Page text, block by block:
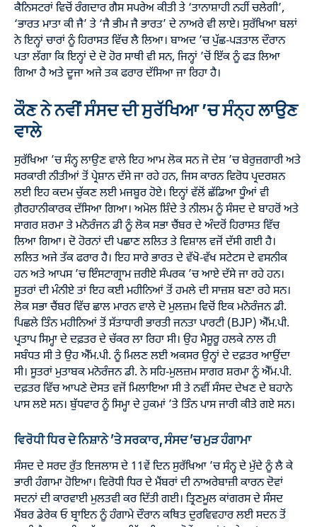
ਕੈਨਿਸਟਰਾਂ ਵਿਚੋਂ ਰੰਗਦਾਰ ਗੈਸ ਸਪਰੇਅ ਕੀਤੀ ਤੇ ‘ਤਾਨਾਸ਼ਾਹੀ ਨਹੀਂ ਚਲੇਗੀ’,
‘ਭਾਰਤ ਮਾਤਾ ਕੀ ਜੈ’ ਤੇ ‘ਜੈ ਭੀਮ ਜੈ ਭਾਰਤ’ ਦੇ ਨਾਅਰੇ ਵੀ ਲਾਏ। ਸੁਰੱਖਿਆ ਬਲਾਂ
ਨੇ ਇਨ੍ਹਾਂ ਚਾਰਾਂ ਨੂੰ ਹਿਰਾਸਤ ਵਿੱਚ ਲੈ ਲਿਆ। ਬਾਅਦ ’ਚ ਪੁੱਛ-ਪੜਤਾਲ ਦੌਰਾਨ
ਪਤਾ ਲੱਗਾ ਕਿ ਇਨ੍ਹਾਂ ਦੇ ਦੋ ਹੋਰ ਸਾਥੀ ਵੀ ਸਨ, ਜਿਨ੍ਹਾਂ ’ਚੋਂ ਇੱਕ ਨੂੰ ਫੜ ਲਿਆ
ਗਿਆ ਹੈ ਅਤੇ ਦੂਜਾ ਅਜੇ ਤਕ ਫਰਾਰ ਦੱਸਿਆ ਜਾ ਰਿਹਾ ਹੈ।
ਕੌਣ ਨੇ ਨਵੀਂ ਸੰਸਦ ਦੀ ਸੁਰੱਖਿਆ ’ਚ ਸੰਨ੍ਹ ਲਾਉਣ
ਵਾਲੇ
ਸੁਰੱਖਿਆ ’ਚ ਸੰਨ੍ਹ ਲਾਉਣ ਵਾਲੇ ਇਹ ਆਮ ਲੋਕ ਸਨ ਜੋ ਦੇਸ਼ ’ਚ ਬੇਰੁਜ਼ਗਾਰੀ ਅਤੇ
ਸਰਕਾਰੀ ਨੀਤੀਆਂ ਤੋਂ ਪ੍ਰੇਸ਼ਾਨ ਦੱਸੇ ਜਾ ਰਹੇ ਹਨ, ਜਿਸ ਕਾਰਨ ਵਿਰੋਧ ਪ੍ਰਦਰਸ਼ਨ
ਲਈ ਇਹ ਕਦਮ ਚੁੱਕਣ ਲਈ ਮਜਬੂਰ ਹੋਏ। ਇਨ੍ਹਾਂ ਵੱਲੋਂ ਛੱਡਿਆ ਧੂੰਆਂ ਵੀ
ਗ਼ੈਰਹਾਨੀਕਾਰਕ ਦੱਸਿਆ ਗਿਆ। ਅਮੋਲ ਸ਼ਿੰਦੇ ਤੇ ਨੀਲਮ ਨੂੰ ਸੰਸਦ ਦੇ ਬਾਹਰੋਂ ਅਤੇ
ਸਾਗਰ ਸ਼ਰਮਾ ਤੇ ਮਨੋਰੰਜਨ ਡੀ ਨੂੰ ਲੋਕ ਸਭਾ ਚੈਂਬਰ ਦੇ ਅੰਦਰੋਂ ਹਿਰਾਸਤ ਵਿੱਚ
ਲਿਆ ਗਿਆ। ਦੋ ਹੋਰਨਾਂ ਦੀ ਪਛਾਣ ਲਲਿਤ ਤੇ ਵਿਸ਼ਾਲ ਵਜੋਂ ਦੱਸੀ ਗਈ ਹੈ।
ਲਲਿਤ ਅਜੇ ਤੱਕ ਫਰਾਰ ਹੈ। ਇਹ ਸਾਰੇ ਭਾਰਤ ਦੇ ਵੱਖੋ-ਵੱਖ ਸਟੇਟਸ ਦੇ ਵਸਨੀਕ
ਹਨ ਅਤੇ ਆਪਸ ’ਚ ਇੰਸਟਾਗ੍ਰਾਮ ਜ਼ਰੀਏ ਸੰਪਰਕ ’ਚ ਆਏ ਦੱਸੇ ਜਾ ਰਹੇ ਹਨ।
ਸੂਤਰਾਂ ਦੀ ਮੰਨੀਏ ਤਾਂ ਇਹ ਕਈ ਮਹੀਨਿਆਂ ਤੋਂ ਹਮਲੇ ਦੀ ਸਾਜ਼ਸ਼ ਬਣਾ ਰਹੇ ਸਨ।
ਲੋਕ ਸਭਾ ਚੈਂਬਰ ਵਿੱਚ ਛਾਲ ਮਾਰਨ ਵਾਲੇ ਦੋ ਮੁਲਜ਼ਮ ਵਿਚੋਂ ਇਕ ਮਨੋਰੰਜਨ ਡੀ.
ਪਿਛਲੇ ਤਿੰਨ ਮਹੀਨਿਆਂ ਤੋਂ ਸੱਤਾਧਾਰੀ ਭਾਰਤੀ ਜਨਤਾ ਪਾਰਟੀ (BJP) ਐੱਮ.ਪੀ.
ਪ੍ਰਤਾਪ ਸਿਮ੍ਹਾ ਦੇ ਦਫ਼ਤਰ ਦੇ ਚੱਕਰ ਲਾ ਰਿਹਾ ਸੀ। ਉਹ ਮੈਸੂਰੂ ਹਲਕੇ ਨਾਲ ਹੀ
ਸਬੰਧਤ ਸੀ ਤੇ ਉਹ ਐੱਮ.ਪੀ. ਨੂੰ ਮਿਲਣ ਲਈ ਅਕਸਰ ਉਨ੍ਹਾਂ ਦੇ ਦਫ਼ਤਰ ਆਉਂਦਾ
ਸੀ। ਸੂਤਰਾਂ ਮੁਤਾਬਕ ਮਨੋਰੰਜਨ ਡੀ. ਨੇ ਸਹਿ-ਮੁਲਜ਼ਮ ਸਾਗਰ ਸ਼ਰਮਾ ਨੂੰ ਐੱਮ.ਪੀ.
ਦਫ਼ਤਰ ਵਿੱਚ ਆਪਣੇ ਦੋਸਤ ਵਜੋਂ ਮਿਲਾਇਆ ਸੀ ਤੇ ਨਵੀਂ ਸੰਸਦ ਦੇਖਣ ਦੇ ਬਹਾਨੇ
ਪਾਸ ਲਏ ਸਨ। ਬੁੱਧਵਾਰ ਨੂੰ ਸਿਮ੍ਹਾ ਦੇ ਹੁਕਮਾਂ ’ਤੇ ਤਿੰਨ ਪਾਸ ਜਾਰੀ ਕੀਤੇ ਗਏ ਸਨ।
ਵਿਰੋਧੀ ਧਿਰ ਦੇਨਿਸ਼ਾਨੇ ’ਤੇ ਸਰਕਾਰ,ਸੰਸਦ ’ਚਮੁੜ ਹੰਗਾਮਾ
ਸੰਸਦ ਦੇ ਸਰਦ ਰੁੱਤ ਇਜਲਾਸ ਦੇ 11ਵੇਂ ਦਿਨ ਸੁਰੱਖਿਆ ’ਚ ਸੰਨ੍ਹ ਦੇ ਮੁੱਦੇ ਨੂੰ ਲੈ ਕੇ
ਭਾਰੀ ਹੰਗਾਮਾ ਹੋਇਆ। ਵਿਰੋਧੀ ਧਿਰ ਦੇ ਮੈਂਬਰਾਂ ਦੀ ਨਾਅਰੇਬਾਜ਼ੀ ਕਾਰਨ ਦੋਵਾਂ
ਸਦਨਾਂ ਦੀ ਕਾਰਵਾਈ ਮੁਲਤਵੀ ਕਰ ਦਿੱਤੀ ਗਈ। ਤ੍ਰਿਣਮੂਲ ਕਾਂਗਰਸ ਦੇ ਸੰਸਦ
ਮੈਂਬਰ ਡੇਰੇਕ ਓ ਬ੍ਰਾਇਨ ਨੂੰ ਹੰਗਾਮੇ ਦੌਰਾਨ ਕਥਿਤ ਦੁਰਵਿਵਹਾਰ ਲਈ ਸਦਨ ਤੋਂ